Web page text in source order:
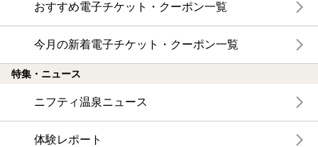
おすすめ電子チケット・クーポン一覧
今月の新着電子チケット・クーポン一覧
特集・ニュース
ニフティ温泉ニュース
体験レポート